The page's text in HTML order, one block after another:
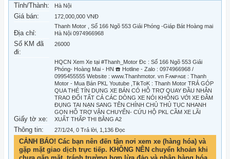
Tỉnh/Thành: Hà Nội
Giá bán: 172,000,000 VNĐ
Địa chỉ:
Thanh Motor , Số 166 Ngõ 553 Giải Phóng -Giáp Bát Hoàng mai
Hà Nội 0974966968
Số KM đã
đi:
26000
Giấy tờ xe:
HQCN Xem Xe tại #Thanh_Motor Đc : Số 166 Ngõ 553 Giải
Phóng- Hoàng Mai - HN ☎️ Hotline - Zalo : 0974966968 /
0995455555 Website : www.Thanhmotor. vn Fᴀɴᴘᴀɢᴇ : Thanh
Motor - Mua Bán PKL Youtube ,TikToK : Thanh Motor TRẢ GÓP
QUA THẺ TÍN DỤNG XE BÁN CÓ HỖ TRỢ QUAY ĐẦU NHẬN
TRAO ĐỔI TẤT CẢ CÁC DÒNG XE NÓI KHÔNG VỚI XE ĐÂM
ĐỤNG TAI NẠN SANG TÊN CHÍNH CHỦ THỦ TỤC NHANH
GỌN HỖ TRỢ VẬN CHUYỂN- CỨU HỘ PKL CẦM XE LÃI
XUẤT THẤP THI BẰNG A2
Thông tin: 27/1/24 , 0 Trả lời, 1,136 Đọc
CẢNH BÁO! Các bạn nên đến tận nơi xem xe (hàng hóa) và
gặp mặt giao dịch trực tiếp. KHÔNG NÊN chuyển khoản khi